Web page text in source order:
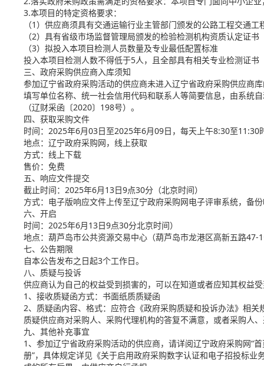
3.本项目的特定资格要求：
（1）供应商须具有交通运输行业主管部门颁发的公路工程交通
（2）具有省级市场监督管理局颁发的检验检测机构资质认定证
（3）拟投入本项目检测人员数量及专业最低配置标准
投入本项目检测人数不得低于5人，且全部具有相关专业检测证书
三、政府采购供应商入库须知
参加辽宁省政府采购活动的供应商未进入辽宁省政府采购供应商
填写单位名称、统一社会信用代码和联系人等简要信息，由系统
（辽财采函〔2020〕198号）。
四、获取采购文件
时间：2025年6月03日至2025年6月09日，每天上午8:30至
地点：辽宁政府采购网，线上获取
方式：线上下载
售价：免费
五、响应文件提交
截止时间：2025年6月13日9点30分（北京时间）
方式：电子版响应文件上传至辽宁政府采购网电子评审系统，备
六、开启
时间：2025年6月13日9点30分北京时间）
地点：葫芦岛市公共资源交易中心（葫芦岛市龙港区高新五路47-
七、公告期限
自本公告发布之日起3个工作日。
八、质疑与投诉
供应商认为自己的权益受到损害的，可以在知道或者应知其权益
1、接收质疑函方式：书面纸质质疑函
2、质疑函内容、格式：应符合《政府采购质疑和投诉办法》相
质疑供应商对采购人、采购代理机构的答复不满意，或者采购人
九、其他补充事宜
1、参加辽宁省政府采购活动的供应商，请详阅辽宁政府采购网“
册”，具体规定详见《关于启用政府采购数字认证和电子招投标